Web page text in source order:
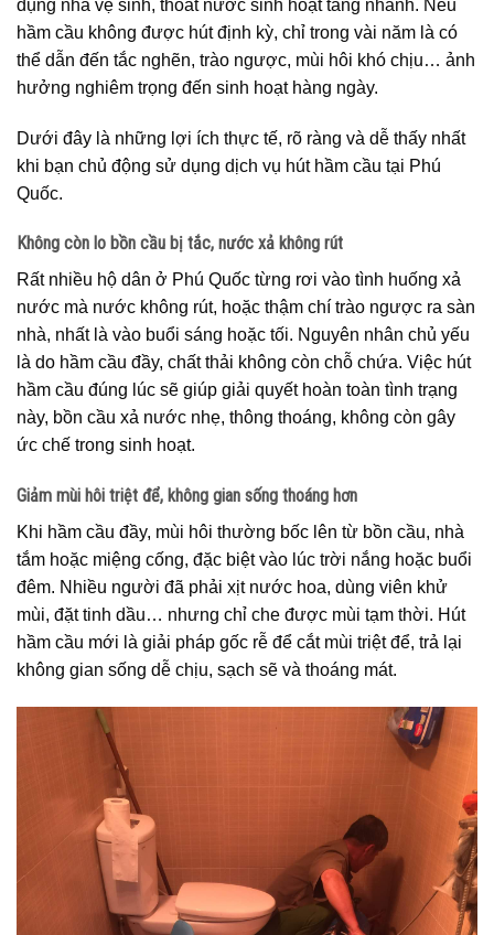
dụng nhà vệ sinh, thoát nước sinh hoạt tăng nhanh. Nếu
hầm cầu không được hút định kỳ, chỉ trong vài năm là có
thể dẫn đến tắc nghẽn, trào ngược, mùi hôi khó chịu… ảnh
hưởng nghiêm trọng đến sinh hoạt hàng ngày.
Dưới đây là những lợi ích thực tế, rõ ràng và dễ thấy nhất
khi bạn chủ động sử dụng dịch vụ hút hầm cầu tại Phú
Quốc.
Không còn lo bồn cầu bị tắc, nước xả không rút
Rất nhiều hộ dân ở Phú Quốc từng rơi vào tình huống xả
nước mà nước không rút, hoặc thậm chí trào ngược ra sàn
nhà, nhất là vào buổi sáng hoặc tối. Nguyên nhân chủ yếu
là do hầm cầu đầy, chất thải không còn chỗ chứa. Việc hút
hầm cầu đúng lúc sẽ giúp giải quyết hoàn toàn tình trạng
này, bồn cầu xả nước nhẹ, thông thoáng, không còn gây
ức chế trong sinh hoạt.
Giảm mùi hôi triệt để, không gian sống thoáng hơn
Khi hầm cầu đầy, mùi hôi thường bốc lên từ bồn cầu, nhà
tắm hoặc miệng cống, đặc biệt vào lúc trời nắng hoặc buổi
đêm. Nhiều người đã phải xịt nước hoa, dùng viên khử
mùi, đặt tinh dầu… nhưng chỉ che được mùi tạm thời. Hút
hầm cầu mới là giải pháp gốc rễ để cắt mùi triệt để, trả lại
không gian sống dễ chịu, sạch sẽ và thoáng mát.